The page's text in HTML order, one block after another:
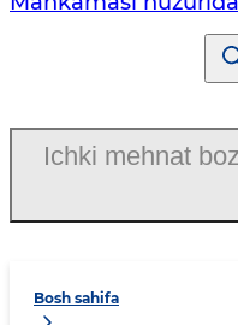
Bosh sahifa
Ichki mehnat